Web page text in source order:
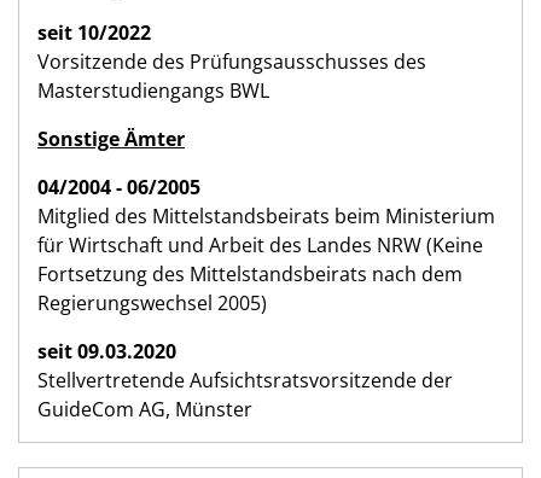
seit 10/2022
Vorsitzende des Prüfungsausschusses des
Masterstudiengangs BWL
Sonstige Ämter
04/2004 - 06/2005
Mitglied des Mittelstandsbeirats beim Ministerium
für Wirtschaft und Arbeit des Landes NRW (Keine
Fortsetzung des Mittelstandsbeirats nach dem
Regierungswechsel 2005)
seit 09.03.2020
Stellvertretende Aufsichtsratsvorsitzende der
GuideCom AG, Münster